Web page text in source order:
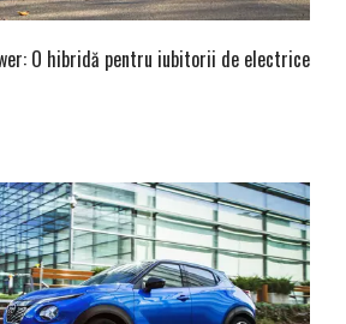
O hibridă pentru iubitorii de electrice